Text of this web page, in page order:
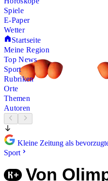
Spiele
E-Paper
Wetter
Startseite
Meine Region
Top News
Sport
Rubriken
Orte
Themen
Autoren
Kleine Zeitung als
Sport
Von